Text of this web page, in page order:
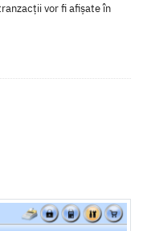
vor fi afișate în